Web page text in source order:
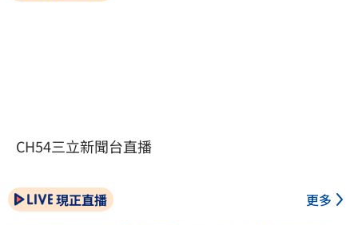
CH54三立新聞台直播
現正直播 更多